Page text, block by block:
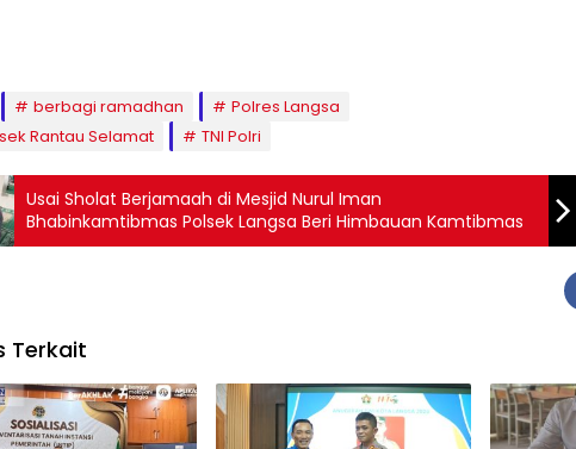
berbagi ramadhan
Polres Langsa
Rantau Selamat
TNI Polri
Usai Sholat Berjamaah di Mesjid Nurul Iman
Bhabinkamtibmas Polsek Langsa Beri Himbauan Kamtibmas
Terkait